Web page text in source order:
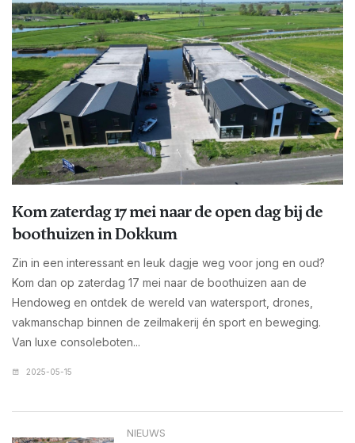
Kom zaterdag 17 mei naar de open dag bij de
boothuizen in Dokkum
Zin in een interessant en leuk dagje weg voor jong en oud?
Kom dan op zaterdag 17 mei naar de boothuizen aan de
Hendoweg en ontdek de wereld van watersport, drones,
vakmanschap binnen de zeilmakerij én sport en beweging.
Van luxe consoleboten...
2025-05-15
NIEUWS